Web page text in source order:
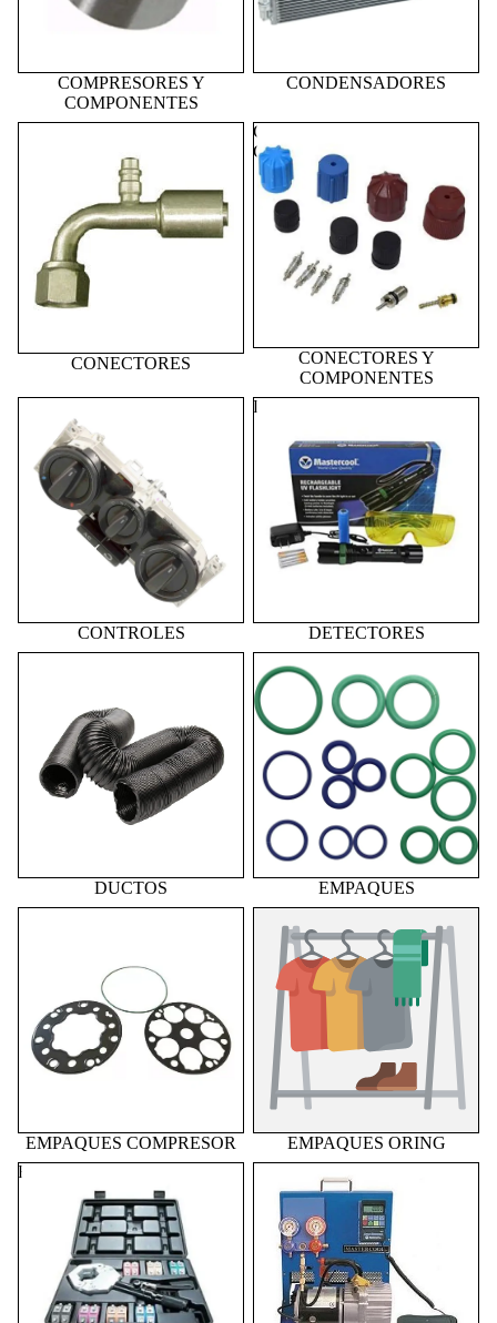
COMPRESORES Y
COMPONENTES
CONDENSADORES
CONECTORES
CONECTORES Y
COMPONENTES
CONECTORES Y
COMPONENTES
CONTROLES
DETECTORES
DETECTORES
DUCTOS
EMPAQUES
EMPAQUES
EMPAQUES COMPRESOR
EMPAQUES ORING
ENGARGOLADORAS